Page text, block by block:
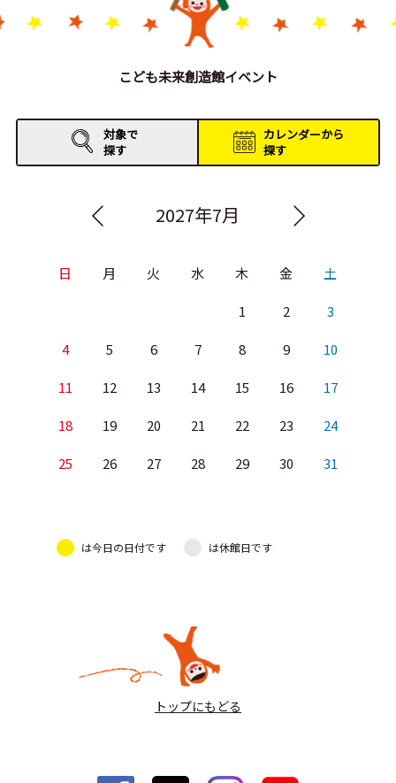
こども未来創造館イベント
対象で
探す
カレンダーから
探す
2027年7月
日 月 火 水 木 金 土
1 2 3
4 5 6 7 8 9 10
11 12 13 14 15 16 17
18 19 20 21 22 23 24
25 26 27 28 29 30 31
は今日の日付です は休館日です
トップにもどる